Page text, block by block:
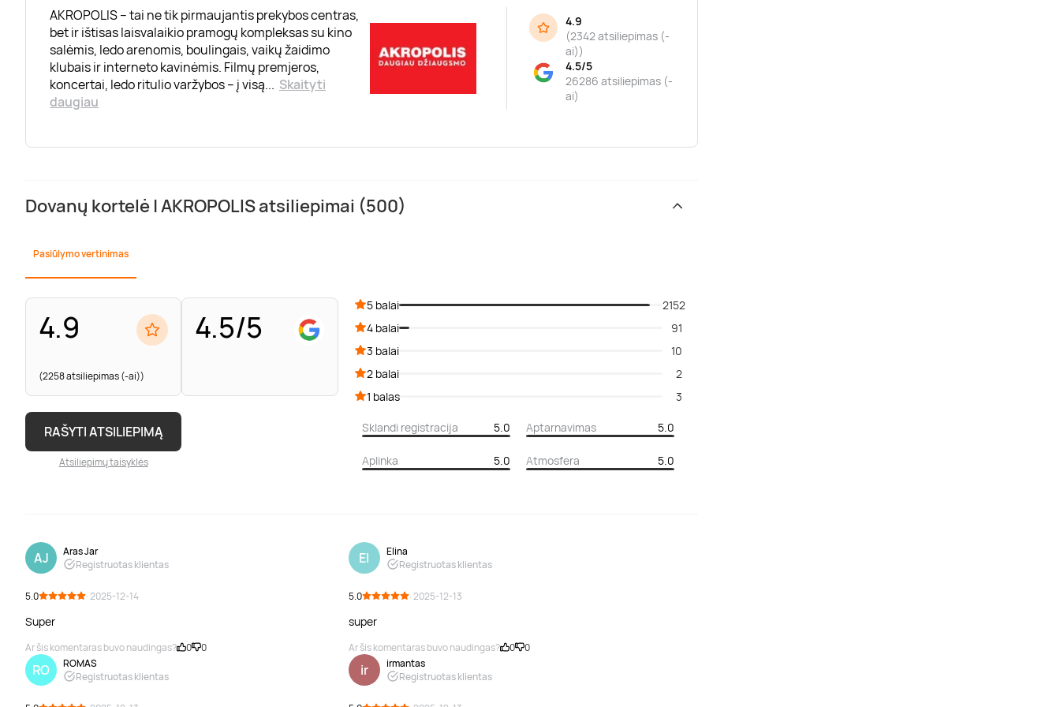
AKROPOLIS – tai ne tik pirmaujantis prekybos centras,
bet ir ištisas laisvalaikio pramogų kompleksas su kino
salėmis, ledo arenomis, boulingais, vaikų žaidimo
klubais ir interneto kavinėmis. Filmų premjeros,
koncertai, ledo ritulio varžybos – į visą... Skaityti
daugiau
4.9
(2342 atsiliepimas (-
ai))
4.5/5
26286 atsiliepimas (-
ai)
Dovanų kortelė | AKROPOLIS atsiliepimai (500)
Pasiūlymo vertinimas
4.9
(2258 atsiliepimas (-ai))
4.5/5
RAŠYTI ATSILIEPIMĄ
Atsiliepimų taisyklės
5 balai
2152
4 balai
91
3 balai
10
2 balai
2
1 balas
3
Sklandi registracija 5.0 Aptarnavimas 5.0
Aplinka 5.0 Atmosfera 5.0
AJ
Aras Jar
Registruotas klientas
5.0 · 2025-12-14
Super
Ar šis komentaras buvo naudingas? 0 0
El
Elina
Registruotas klientas
5.0 · 2025-12-13
super
Ar šis komentaras buvo naudingas? 0 0
RO
ROMAS
Registruotas klientas
ir
irmantas
Registruotas klientas